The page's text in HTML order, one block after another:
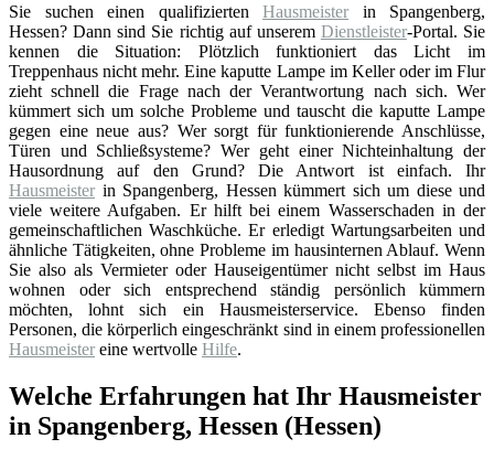
Sie suchen einen qualifizierten Hausmeister in Spangenberg,
Hessen? Dann sind Sie richtig auf unserem Dienstleister-Portal. Sie
kennen die Situation: Plötzlich funktioniert das Licht im
Treppenhaus nicht mehr. Eine kaputte Lampe im Keller oder im Flur
zieht schnell die Frage nach der Verantwortung nach sich. Wer
kümmert sich um solche Probleme und tauscht die kaputte Lampe
gegen eine neue aus? Wer sorgt für funktionierende Anschlüsse,
Türen und Schließsysteme? Wer geht einer Nichteinhaltung der
Hausordnung auf den Grund? Die Antwort ist einfach. Ihr
Hausmeister in Spangenberg, Hessen kümmert sich um diese und
viele weitere Aufgaben. Er hilft bei einem Wasserschaden in der
gemeinschaftlichen Waschküche. Er erledigt Wartungsarbeiten und
ähnliche Tätigkeiten, ohne Probleme im hausinternen Ablauf. Wenn
Sie also als Vermieter oder Hauseigentümer nicht selbst im Haus
wohnen oder sich entsprechend ständig persönlich kümmern
möchten, lohnt sich ein Hausmeisterservice. Ebenso finden
Personen, die körperlich eingeschränkt sind in einem professionellen
Hausmeister eine wertvolle Hilfe.
Welche Erfahrungen hat Ihr Hausmeister
in Spangenberg, Hessen (Hessen)